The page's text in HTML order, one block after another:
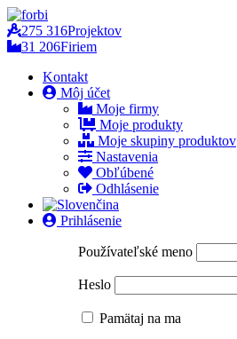
275 316Projektov
31 206Firiem
Kontakt
Môj účet
Moje firmy
Moje produkty
Moje skupiny produktov
Nastavenia
Obľúbené
Odhlásenie
Prihlásenie
Používateľské meno
Heslo
Pamätaj na ma